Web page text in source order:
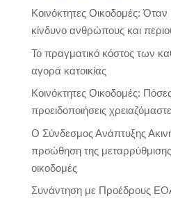
Κοινόκτητες Οικοδομές: Όταν
κίνδυνο ανθρώπους και
Το πραγματικό κόστος των
αγορά κατοικίας
Κοινόκτητες Οικοδομές:
προειδοποιήσεις
Ο Σύνδεσμος Ανάπτυξης
προώθηση της μεταρρύθμισης
οικοδομές
Συνάντηση με Προέδρους